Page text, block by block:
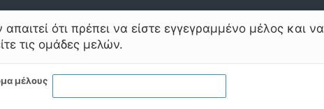
ότι πρέπει να είστε εγγεγραμμένο μέλος και να
τις ομάδες μελών.
μέλους